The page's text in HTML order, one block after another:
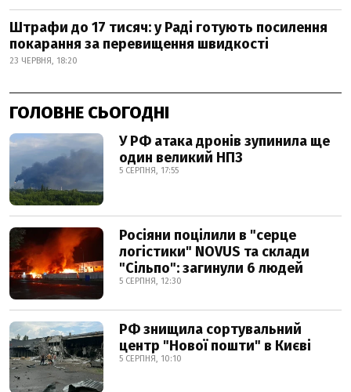
Штрафи до 17 тисяч: у Раді готують посилення
покарання за перевищення швидкості
23 ЧЕРВНЯ, 18:20
ГОЛОВНЕ СЬОГОДНІ
У РФ атака дронів зупинила ще
один великий НПЗ
5 СЕРПНЯ, 17:55
Росіяни поцілили в "серце
логістики" NOVUS та склади
"Сільпо": загинули 6 людей
5 СЕРПНЯ, 12:30
РФ знищила сортувальний
центр "Нової пошти" в Києві
5 СЕРПНЯ, 10:10